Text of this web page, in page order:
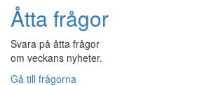
Åtta frågor
Svara på åtta frågor
om veckans nyheter.
Gå till frågorna